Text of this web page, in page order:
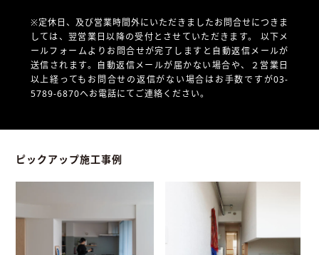
※定休日、及び営業時間外にいただきましたお問合せにつきま
しては、翌営業日以降の受付とさせていただきます。 以下メ
ールフォームよりお問合せが完了しますと自動返信メールが
送信されます。自動返信メールが届かない場合や、
２営業日
以上経ってもお問合せの返信がない場合はお手数ですが03-
5789-6870へお電話にてご連絡ください。
ピックアップ施工事例